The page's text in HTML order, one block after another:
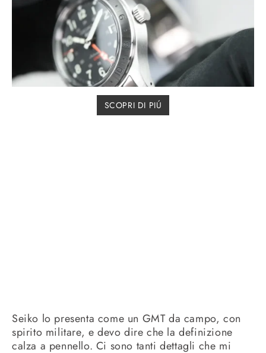
SCOPRI DI PIÚ
Seiko lo presenta come un GMT da campo, con
spirito militare, e devo dire che la definizione
calza a pennello. Ci sono tanti dettagli che mi